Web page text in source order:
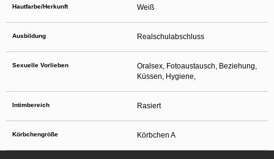
Hautfarbe/Herkunft Weiß
Ausbildung Realschulabschluss
Sexuelle Vorlieben
Oralsex, Fotoaustausch, Beziehung,
Küssen, Hygiene,
Intimbereich Rasiert
Körbchengröße Körbchen A